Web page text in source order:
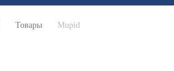
Товары Mupid